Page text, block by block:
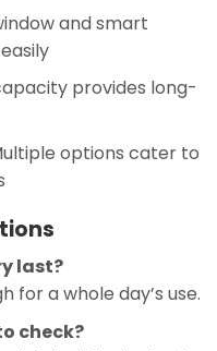
and smart
provides long-
options cater to
last?
for a whole day’s use.
check?